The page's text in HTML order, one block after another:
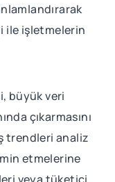
ile işletmelerin
büyük veri
çıkarmasını
trendleri analiz
etmelerine